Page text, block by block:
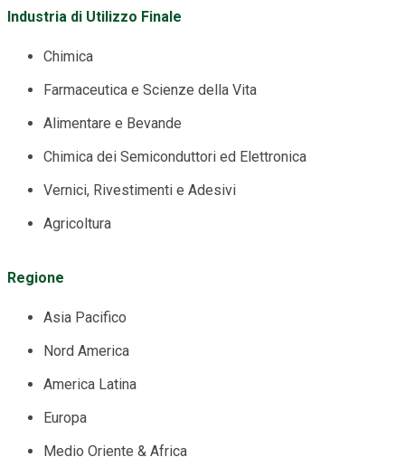
Industria di Utilizzo Finale
Chimica
Farmaceutica e Scienze della Vita
Alimentare e Bevande
Chimica dei Semiconduttori ed Elettronica
Vernici, Rivestimenti e Adesivi
Agricoltura
Regione
Asia Pacifico
Nord America
America Latina
Europa
Medio Oriente & Africa